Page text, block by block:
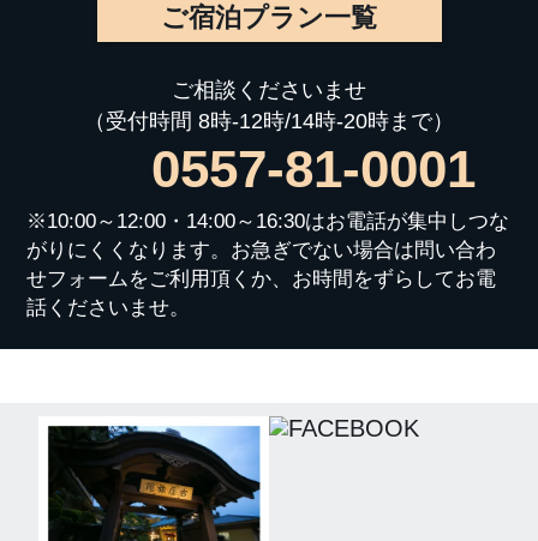
ご宿泊プラン一覧
ご相談くださいませ
（受付時間 8時-12時/14時-20時まで）
0557-81-0001
※10:00～12:00・14:00～16:30はお電話が集中しつな
がりにくくなります。お急ぎでない場合は問い合わ
せフォームをご利用頂くか、お時間をずらしてお電
話くださいませ。